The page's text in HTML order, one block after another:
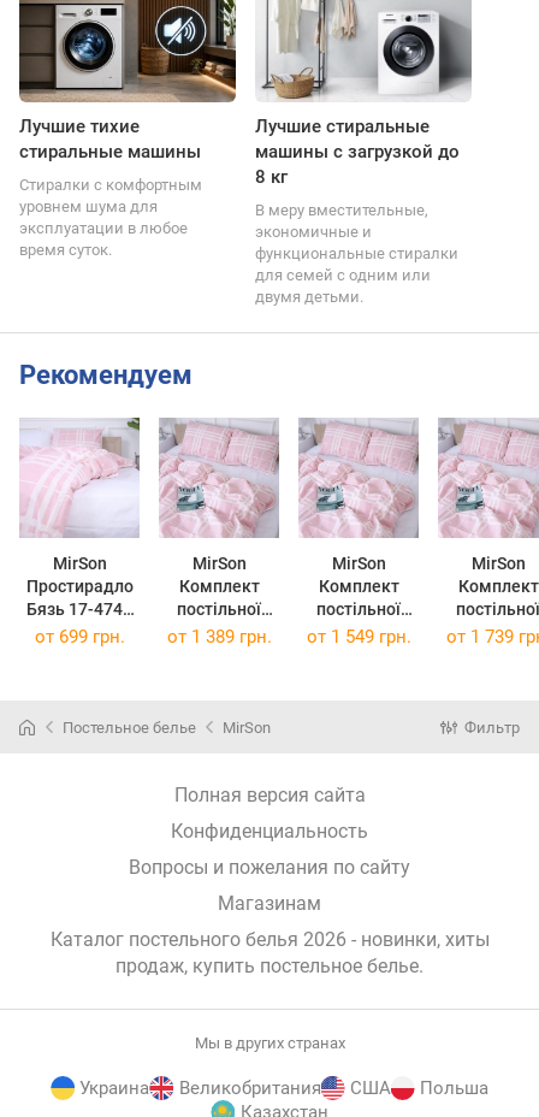
Лучшие тихие
стиральные машины
Стиралки с комфортным
уровнем шума для
эксплуатации в любое
время суток.
Лучшие стиральные
машины с загрузкой до
8 кг
В меру вместительные,
экономичные и
функциональные стиралки
для семей с одним или
двумя детьми.
Рекомендуем
MirSon
Простирадло
Бязь 17-4747
Melissa 220 х
MirSon
Комплект
постільної
білизни Бязь
MirSon
Комплект
постільної
білизни Бязь
MirSon
Комплект
постільної
білизни Бязь
от 699 грн. от 1 389 грн. от 1 549 грн. от 1 739
Постельное белье MirSon Фильтр
Полная версия сайта
Конфиденциальность
Вопросы и пожелания по сайту
Магазинам
Каталог постельного белья 2026 - новинки, хиты
продаж, купить постельное белье.
Мы в других странах
Украина Великобритания США
Польша
Казахстан